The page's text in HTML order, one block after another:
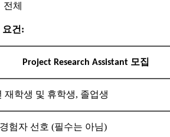
전체
요건:
Project Research Assistant 모집
재학생 및 휴학생, 졸업생
험자 선호 (필수는 아님)